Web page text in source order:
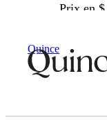
Prix en $
Quince